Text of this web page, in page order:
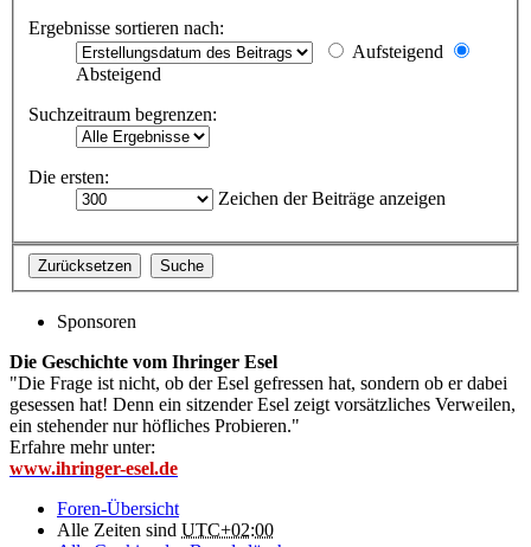
Ergebnisse sortieren nach:
Aufsteigend
Absteigend
Suchzeitraum begrenzen:
Die ersten:
Zeichen der Beiträge anzeigen
Sponsoren
Die Geschichte vom Ihringer Esel
"Die Frage ist nicht, ob der Esel gefressen hat, sondern ob er dabei
gesessen hat! Denn ein sitzender Esel zeigt vorsätzliches Verweilen,
ein stehender nur höfliches Probieren."
Erfahre mehr unter:
www.ihringer-esel.de
Foren-Übersicht
Alle Zeiten sind UTC+02:00